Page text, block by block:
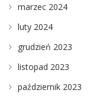
marzec 2024
luty 2024
grudzień 2023
listopad 2023
październik 2023